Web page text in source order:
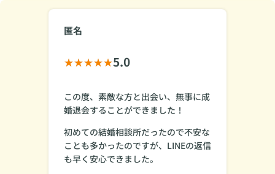
匿名
5.0
この度、素敵な方と出会い、無事に成
婚退会することができました！
初めての結婚相談所だったので不安な
ことも多かったのですが、LINEの返信
も早く安心できました。